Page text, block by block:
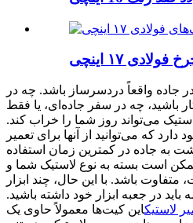
جاده واقعاً دردسرساز باشد. چه در
باشید، چه در سفر جاده‌ای، یا فقط
می‌تواند روز شما را خراب کند.
دارد که می‌توانید از آنها برای تعمیر
به جاده در کمترین زمان استفاده
است بسته به نوع لاستیک شما و
باشد. با این حال، چند ابزار
در جعبه ابزار خود داشته باشید.
لاستیکاین کیت‌ها معمولاً حاوی یک